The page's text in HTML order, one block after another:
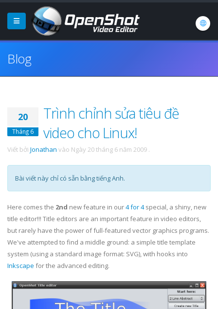
Blog
20
Tháng 6
Trình chỉnh sửa tiêu đề
video cho Linux!
Viết bởi Jonathan vào Ngày 20 tháng 6 năm 2009 .
Bài viết này chỉ có sẵn bằng tiếng Anh.
Here comes the 2nd new feature in our4 for 4special, a shiny, new
title editor!!! Title editors are an important feature in video editors,
but rarely have the power of full-featured vector graphics programs.
We've attempted to find a middle ground: a simple title template
system (using a standard image format: SVG), with hooks into
Inkscape for the advanced editing.